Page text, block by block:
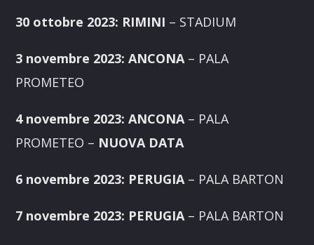
30 ottobre 2023: RIMINI – STADIUM
3 novembre 2023: ANCONA – PALA
PROMETEO
4 novembre 2023: ANCONA – PALA
PROMETEO – NUOVA DATA
6 novembre 2023: PERUGIA – PALA BARTON
7 novembre 2023: PERUGIA – PALA BARTON